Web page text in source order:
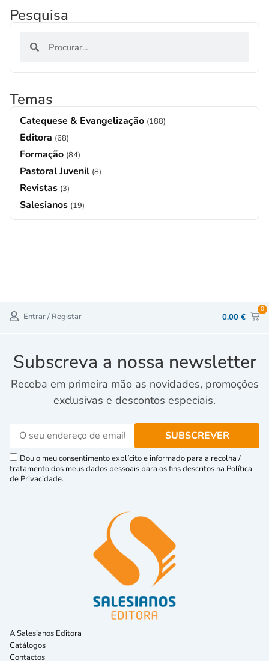
Pesquisa
Temas
Catequese & Evangelização (188)
Editora (68)
Formação (84)
Pastoral Juvenil (8)
Revistas (3)
Salesianos (19)
Entrar / Registar 0,00 €
0
Subscreva a nossa newsletter
Receba em primeira mão as novidades, promoções
exclusivas e descontos especiais.
Dou o meu consentimento explícito e informado para a recolha /
tratamento dos meus dados pessoais para os fins descritos na Política
de Privacidade.
A Salesianos Editora
Catálogos
Contactos